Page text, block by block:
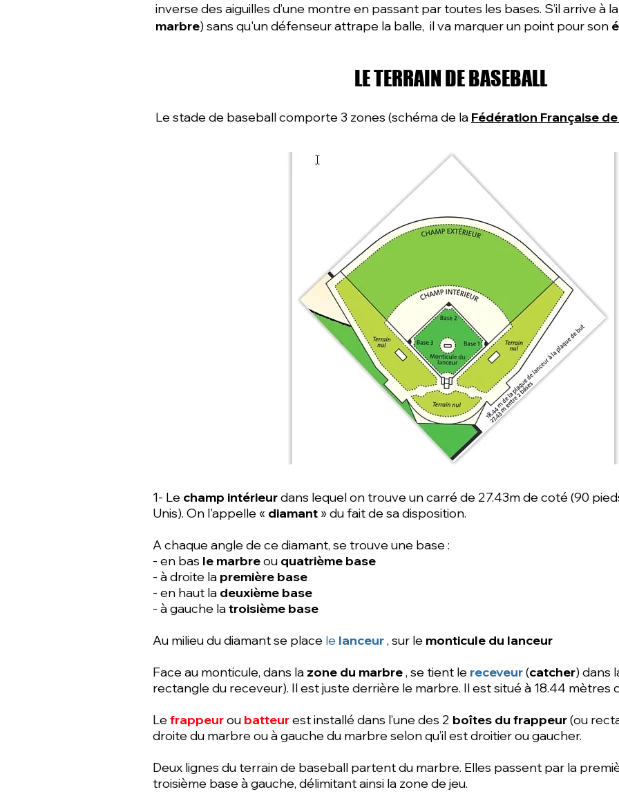
inverse des aiguilles d’une montre en passant par toutes les bases. S’il arrive à
marbre) sans qu'un défenseur attrape la balle, il va marquer un point pour son
LE TERRAIN DE BASEBALL
Le stade de baseball comporte 3 zones (schéma de la Fédération Française
1- Le champ intérieurdans lequel on trouve un carré de 27.43m de coté (90
Unis). On l'appelle « diamant » du fait de sa disposition.
A chaque angle de ce diamant, se trouve une base :
- en bas le marbreou quatrième base
- à droite la première base
- en haut la deuxième base
- à gauche latroisième base
Au milieu du diamant se place le lanceur, sur le monticule du lanceur
Face au monticule, dans la zone du marbre, se tient le receveur(catcher) dans
rectangle du receveur). Il est juste derrière le marbre. Il est situé à 18.44 mètres
Lefrappeurou batteurest installé dans l’une des 2 boîtes du frappeur(ou
droite du marbre ou à gauche du marbre selon qu’il est droitier ou gaucher.
Deux lignes du terrain de baseball partent du marbre. Elles passent par la
troisième base à gauche, délimitant ainsi la zone de jeu.